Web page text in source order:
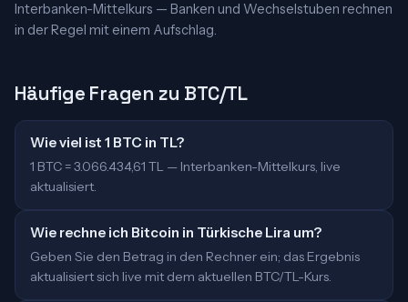
Interbanken-Mittelkurs — Banken und Wechselstuben rechnen
in der Regel mit einem Aufschlag.
Häufige Fragen zu BTC/TL
Wie viel ist 1 BTC in TL?
1 BTC = 3.066.434,61 TL — Interbanken-Mittelkurs, live
aktualisiert.
Wie rechne ich Bitcoin in Türkische Lira um?
Geben Sie den Betrag in den Rechner ein; das Ergebnis
aktualisiert sich live mit dem aktuellen BTC/TL-Kurs.